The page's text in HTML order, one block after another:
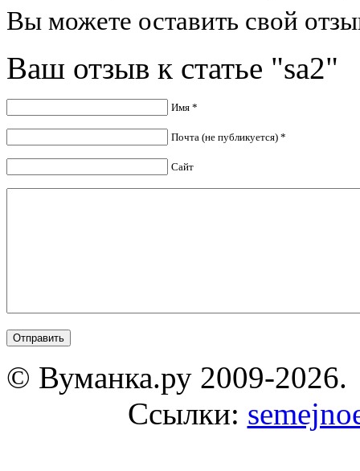
Вы можете оставить свой
Ваш отзыв к статье "sa2"
Имя *
Почта (не публикуется) *
Сайт
© Вуманка.ру 2009-2026.
Ссылки: